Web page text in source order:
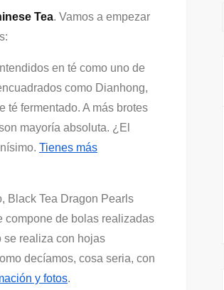
Tea. Vamos a empezar
en té como uno de
como Dianhong,
té fermentado. A más brotes
mayoría absoluta. ¿El
Tienes más
Black Tea Dragon Pearls
compone de bolas realizadas
se realiza con hojas
decíamos, cosa seria, con
y fotos.